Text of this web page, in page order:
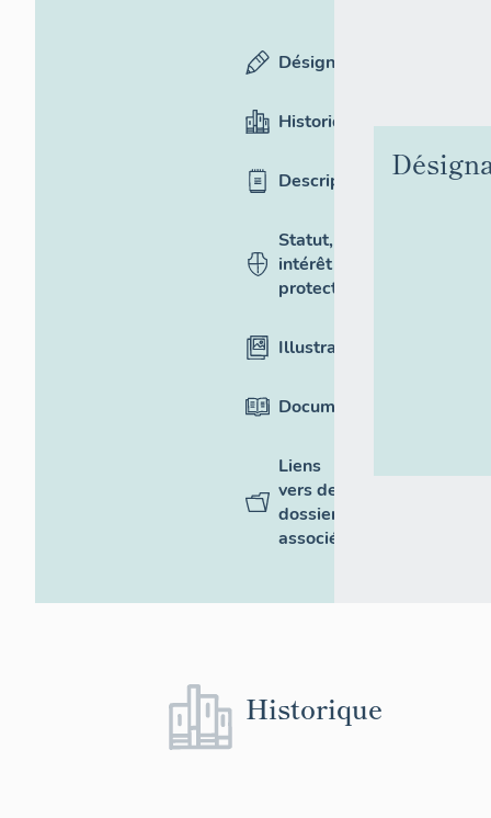
Désignation
Historique
Description
Statut,
intérêt et
protection
Illustrations
Documentation
Liens
vers des
dossiers
associés
Historique